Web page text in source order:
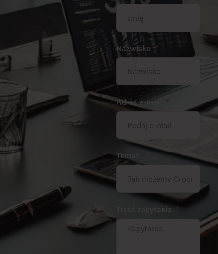
Nazwisko
Adres e-mail
Temat
Treść zapytania